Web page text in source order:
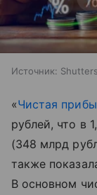
Источник:
«Чистая
рублей, что в
(348 млрд
также
В основном